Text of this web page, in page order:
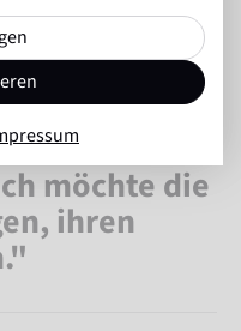
möchte die
ihren